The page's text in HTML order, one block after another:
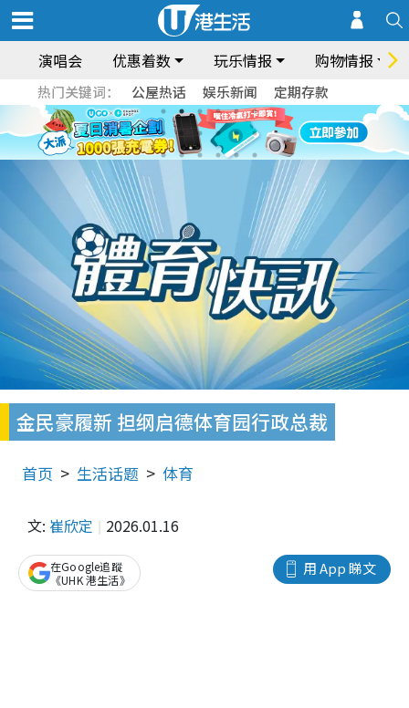
演唱会 优惠着数 玩乐情报 购物情报
热门关键词： 公屋热话 娱乐新闻 定期存款
金民豪履新 担纲启德体育园行政总裁
首页 生活话题 体育
文: 崔欣定 2026.01.16
用 App 睇文
在Google追蹤
《UHK 港生活》